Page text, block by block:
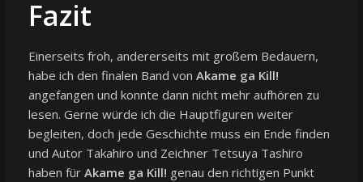
Fazit
Einerseits froh, andererseits mit großem Bedauern,
habe ich den finalen Band von Akame ga Kill!
angefangen und konnte dann nicht mehr aufhören zu
lesen. Gerne würde ich die Hauptfiguren weiter
begleiten, doch jede Geschichte muss ein Ende finden
und Autor Takahiro und Zeichner Tetsuya Tashiro
haben für Akame ga Kill! genau den richtigen Punkt